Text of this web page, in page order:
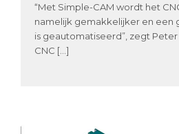
“Met Simple-CAM wordt het
namelijk gemakkelijker en een
is geautomatiseerd”, zegt
CNC […]